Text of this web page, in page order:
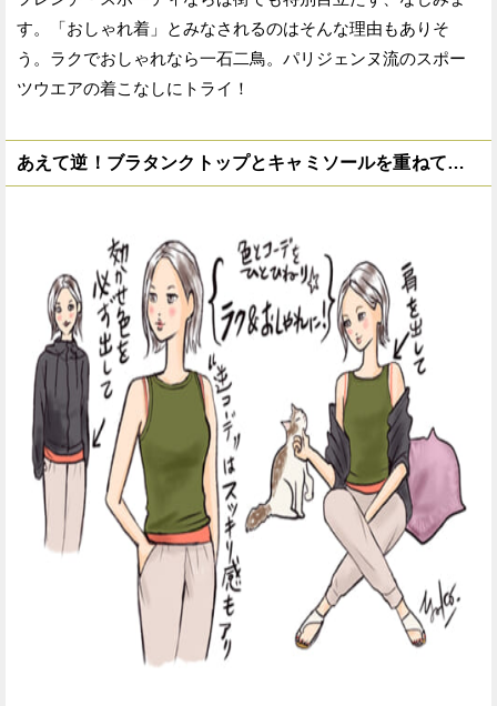
す。「おしゃれ着」とみなされるのはそんな理由もありそ
う。ラクでおしゃれなら一石二鳥。パリジェンヌ流のスポー
ツウエアの着こなしにトライ！
あえて逆！ブラタンクトップとキャミソールを重ねて…